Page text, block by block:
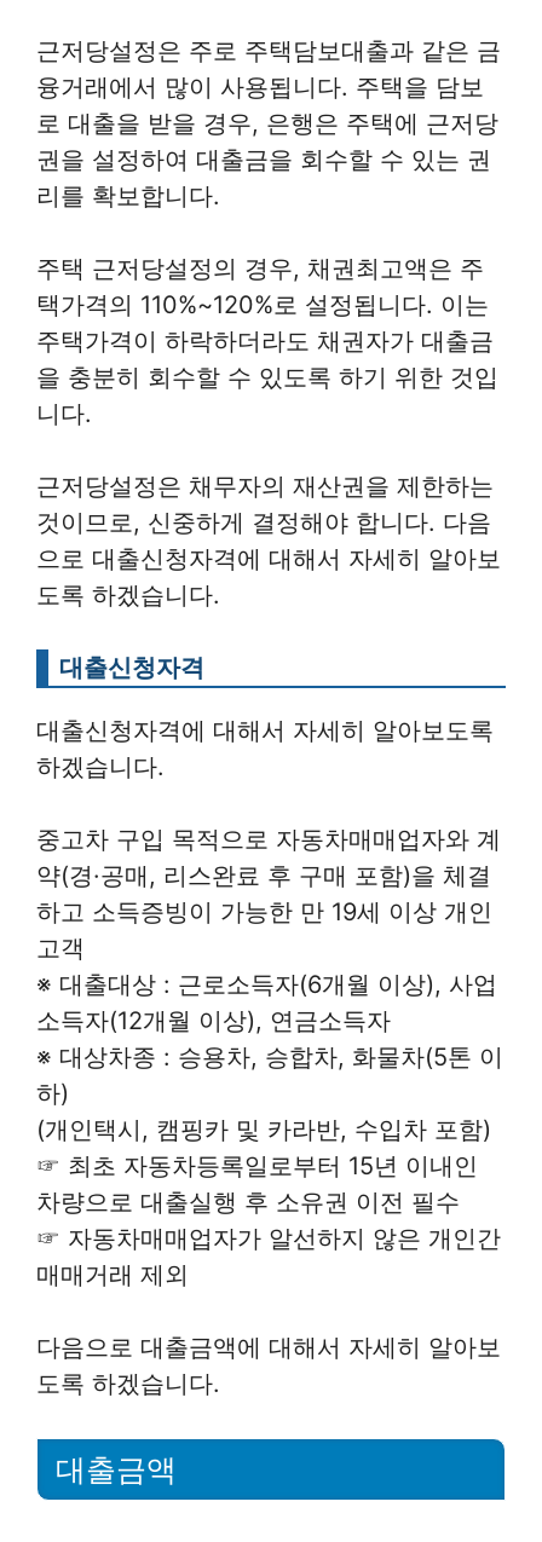
근저당설정은 주로 주택담보대출과 같은 금
융거래에서 많이 사용됩니다. 주택을 담보
로 대출을 받을 경우, 은행은 주택에 근저당
권을 설정하여 대출금을 회수할 수 있는 권
리를 확보합니다.
주택 근저당설정의 경우, 채권최고액은 주
택가격의 110%~120%로 설정됩니다. 이는
주택가격이 하락하더라도 채권자가 대출금
을 충분히 회수할 수 있도록 하기 위한 것입
니다.
근저당설정은 채무자의 재산권을 제한하는
것이므로, 신중하게 결정해야 합니다. 다음
으로 대출신청자격에 대해서 자세히 알아보
도록 하겠습니다.
대출신청자격
대출신청자격에 대해서 자세히 알아보도록
하겠습니다.
중고차 구입 목적으로 자동차매매업자와 계
약(경·공매, 리스완료 후 구매 포함)을 체결
하고 소득증빙이 가능한 만 19세 이상 개인
고객
※ 대출대상 : 근로소득자(6개월 이상), 사업
소득자(12개월 이상), 연금소득자
※ 대상차종 : 승용차, 승합차, 화물차(5톤 이
하)
(개인택시, 캠핑카 및 카라반, 수입차 포함)
☞ 최초 자동차등록일로부터 15년 이내인
차량으로 대출실행 후 소유권 이전 필수
☞ 자동차매매업자가 알선하지 않은 개인간
매매거래 제외
다음으로 대출금액에 대해서 자세히 알아보
도록 하겠습니다.
대출금액